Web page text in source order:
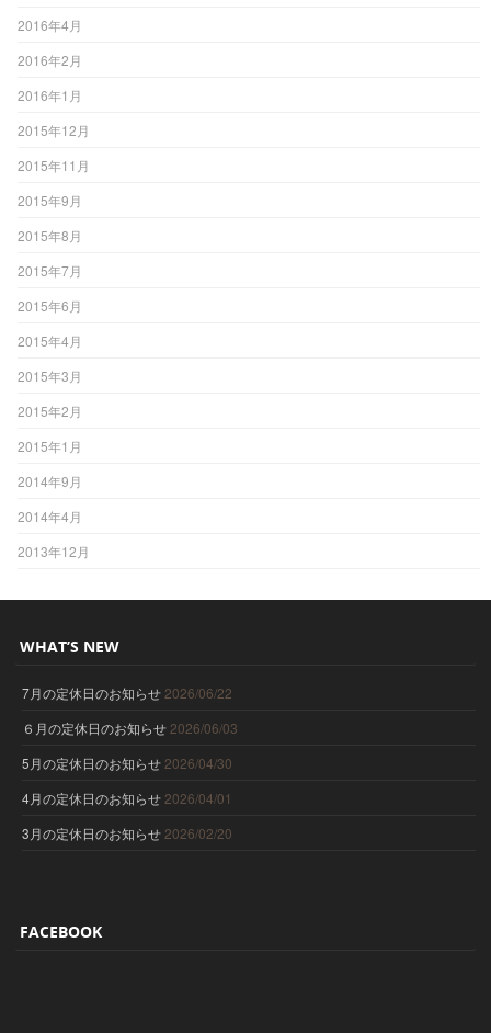
2016年4月
2016年2月
2016年1月
2015年12月
2015年11月
2015年9月
2015年8月
2015年7月
2015年6月
2015年4月
2015年3月
2015年2月
2015年1月
2014年9月
2014年4月
2013年12月
WHAT’S NEW
7月の定休日のお知らせ 2026/06/22
６月の定休日のお知らせ 2026/06/03
5月の定休日のお知らせ 2026/04/30
4月の定休日のお知らせ 2026/04/01
3月の定休日のお知らせ 2026/02/20
FACEBOOK